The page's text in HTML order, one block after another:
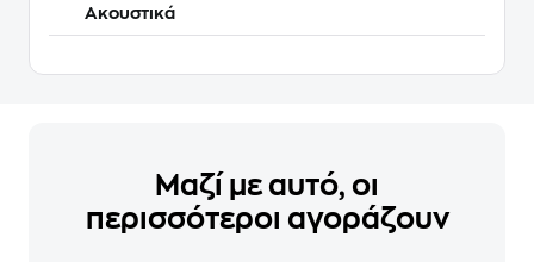
Ακουστικά
Μαζί με αυτό, οι
περισσότεροι αγοράζουν